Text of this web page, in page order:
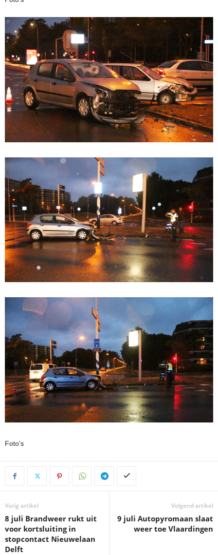
Foto’s
Vorig artikel
8 juli Brandweer rukt uit
voor kortsluiting in
stopcontact Nieuwelaan
Delft
Volgend artikel
9 juli Autopyromaan slaat
weer toe Vlaardingen